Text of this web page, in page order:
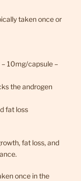
taken once or
10mg/capsule –
the androgen
fat loss
fat loss, and
once in the